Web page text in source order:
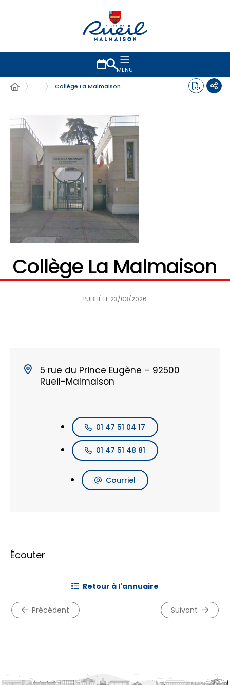
MENU
…
Collège La Malmaison
Collège La Malmaison
PUBLIÉ LE 23/03/2026
5 rue du Prince Eugène – 92500
Rueil-Malmaison
01 47 51 04 17
01 47 51 48 81
Courriel
Écouter
précédent
retour à l'annuaire
suivant